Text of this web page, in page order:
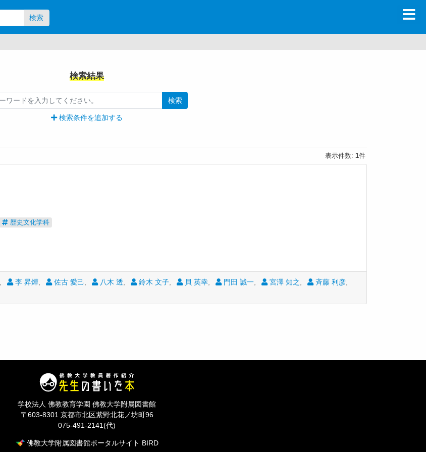
検索
検索結果
検索
検索条件を追加する
表示件数: 1件
歴史文化学科
李 昇燁 佐古 愛己 八木 透 鈴木 文子 貝 英幸 門田 誠一 宮澤 知之
斉藤 利彦
学校法人 佛教教育学園 佛教大学附属図書館
〒603-8301 京都市北区紫野北花ノ坊町96
075-491-2141(代)
佛教大学附属図書館ポータルサイト BIRD